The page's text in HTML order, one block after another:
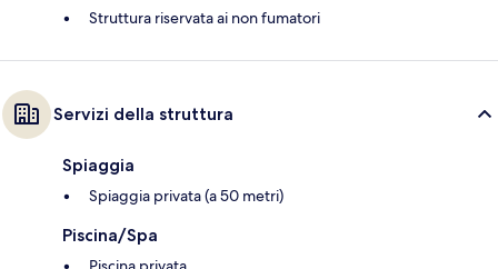
Struttura riservata ai non fumatori
Servizi della struttura
Spiaggia
Spiaggia privata (a 50 metri)
Piscina/Spa